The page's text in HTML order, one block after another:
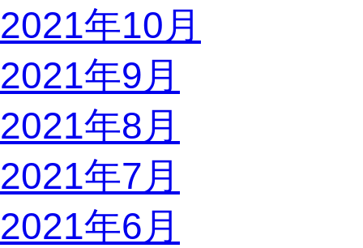
2021年10月
2021年9月
2021年8月
2021年7月
2021年6月